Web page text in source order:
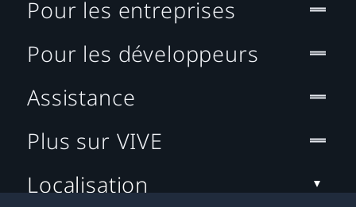
Pour les entreprises
Pour les développeurs
Assistance
Plus sur VIVE
Localisation